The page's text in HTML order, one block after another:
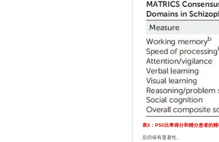
表3：P50比率得分和精分患者的
后仍保有显著性。